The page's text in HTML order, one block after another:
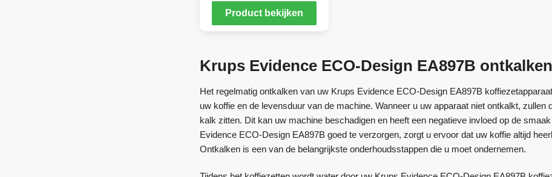
Product bekijken
Krups Evidence ECO-Design EA897B ontkalken
Het regelmatig ontkalken van uw Krups Evidence ECO-Design EA897B
uw koffie en de levensduur van de machine. Wanneer u uw apparaat niet ontkalkt, zullen
kalk zitten. Dit kan uw machine beschadigen en heeft een negatieve invloed op de
Evidence ECO-Design EA897B goed te verzorgen, zorgt u ervoor dat uw koffie altijd
Ontkalken is een van de belangrijkste onderhoudsstappen die u moet ondernemen.